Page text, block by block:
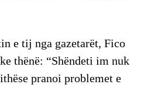
e tij nga gazetarët, Fico
thënë: “Shëndeti im nuk
pranoi problemet e